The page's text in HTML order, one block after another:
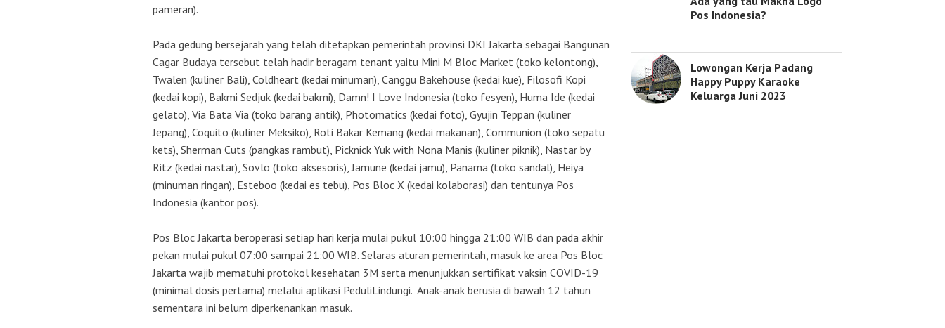
pameran).
Pada gedung bersejarah yang telah ditetapkan pemerintah provinsi DKI Jakarta sebagai Bangunan
Cagar Budaya tersebut telah hadir beragam tenant yaitu Mini M Bloc Market (toko kelontong),
Twalen (kuliner Bali), Coldheart (kedai minuman), Canggu Bakehouse (kedai kue), Filosofi Kopi
(kedai kopi), Bakmi Sedjuk (kedai bakmi), Damn! I Love Indonesia (toko fesyen), Huma Ide (kedai
gelato), Via Bata Via (toko barang antik), Photomatics (kedai foto), Gyujin Teppan (kuliner
Jepang), Coquito (kuliner Meksiko), Roti Bakar Kemang (kedai makanan), Communion (toko sepatu
kets), Sherman Cuts (pangkas rambut), Picknick Yuk with Nona Manis (kuliner piknik), Nastar by
Ritz (kedai nastar), Sovlo (toko aksesoris), Jamune (kedai jamu), Panama (toko sandal), Heiya
(minuman ringan), Esteboo (kedai es tebu), Pos Bloc X (kedai kolaborasi) dan tentunya Pos
Indonesia (kantor pos).
Pos Bloc Jakarta beroperasi setiap hari kerja mulai pukul 10:00 hingga 21:00 WIB dan pada akhir
pekan mulai pukul 07:00 sampai 21:00 WIB. Selaras aturan pemerintah, masuk ke area Pos Bloc
Jakarta wajib mematuhi protokol kesehatan 3M serta menunjukkan sertifikat vaksin COVID-19
(minimal dosis pertama) melalui aplikasi PeduliLindungi. Anak-anak berusia di bawah 12 tahun
sementara ini belum diperkenankan masuk.
Pos Indonesia?
Lowongan Kerja Padang
Happy Puppy Karaoke
Keluarga Juni 2023